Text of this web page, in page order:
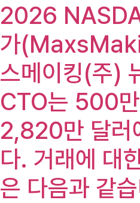
2026
가
스메이킹(주)
CTO는 500
2,820만 달러
다. 거래에 대
은 다음과 같